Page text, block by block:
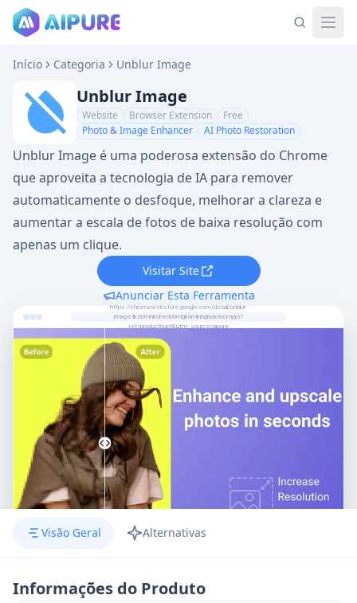
Início Categoria Unblur Image
Unblur Image
Website Browser Extension
Free
Photo & Image Enhancer
AI Photo Restoration
Unblur Image é uma poderosa extensão do Chrome
que aproveita a tecnologia de IA para remover
automaticamente o desfoque, melhorar a clareza e
aumentar a escala de fotos de baixa resolução com
apenas um clique.
Visitar Site
Anunciar Esta Ferramenta
https://chromewebstore.google.com/detail/unblur-
image/lkebmhimhedohmgkomlnhgbcknocmpjo?
ref=producthunt&utm_source=aipure
Visão Geral Alternativas
Informações do Produto